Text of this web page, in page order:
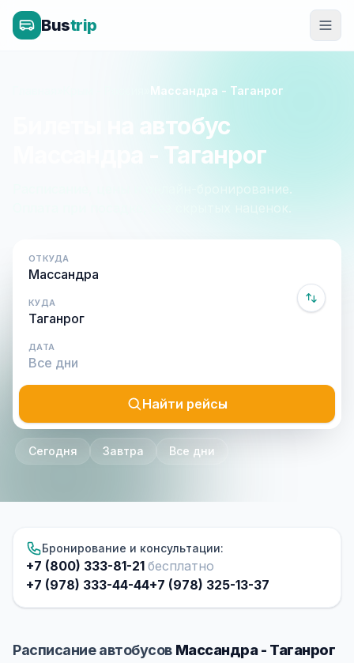
Bustrip
Массандра - Таганрог
Билеты на автобус
Массандра - Таганрог
Расписание, цены и онлайн-бронирование.
Оплата при посадке, без скрытых наценок.
ОТКУДА
КУДА
ДАТА
Найти рейсы
Сегодня Завтра Все дни
Бронирование и консультации:
+7 (800) 333-81-21 бесплатно
+7 (978) 333-44-44+7 (978) 325-13-37
Расписание автобусов Массандра - Таганрог